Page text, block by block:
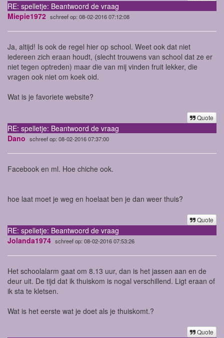
RE: spelletje: Beantwoord de vraag
Miepie1972 schreef op: 08-02-2016 07:12:08
Ja, altijd! Is ook de regel hier op school. Weet ook dat niet
iedereen zich eraan houdt, (slecht trouwens van school dat ze er
niet tegen optreden) maar die van mij vinden fruit lekker, die
vragen ook niet om koek oid.
Wat is je favoriete website?
Quote
RE: spelletje: Beantwoord de vraag
Dano schreef op: 08-02-2016 07:37:00
Facebook en ml. Hoe chiche ook.
hoe laat moet je weg en hoelaat ben je dan weer thuis?
Quote
RE: spelletje: Beantwoord de vraag
Jolanda1974 schreef op: 08-02-2016 07:53:26
Het schoolalarm gaat om 8.13 uur, dan is het jassen aan en de
deur uit. De tijd dat ik thuiskom is nogal verschillend. Ligt eraan of
ik sta te kletsen.
Wat is het eerste wat je doet als je thuiskomt.?
Quote